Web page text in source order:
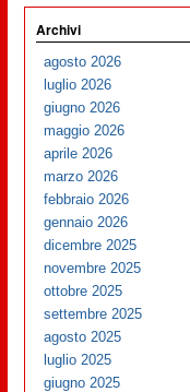
Archivi
agosto 2026
luglio 2026
giugno 2026
maggio 2026
aprile 2026
marzo 2026
febbraio 2026
gennaio 2026
dicembre 2025
novembre 2025
ottobre 2025
settembre 2025
agosto 2025
luglio 2025
giugno 2025